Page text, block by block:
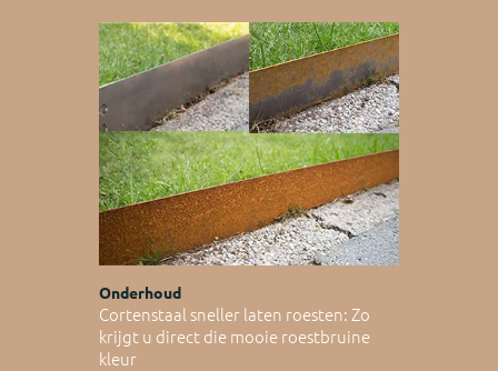
Onderhoud
Cortenstaal sneller laten roesten: Zo
krijgt u direct die mooie roestbruine
kleur